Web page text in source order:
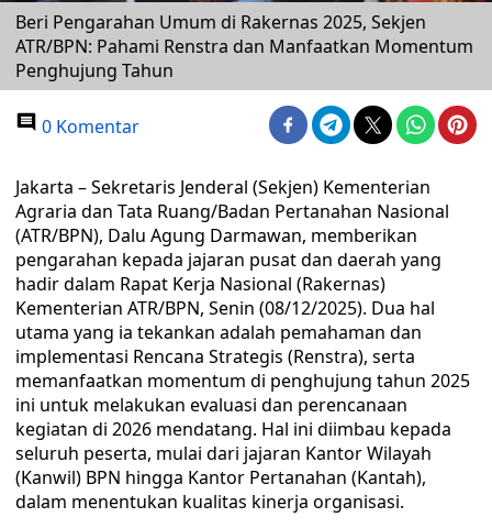
Beri Pengarahan Umum di Rakernas 2025, Sekjen
ATR/BPN: Pahami Renstra dan Manfaatkan Momentum
Penghujung Tahun
0 Komentar
Jakarta – Sekretaris Jenderal (Sekjen) Kementerian
Agraria dan Tata Ruang/Badan Pertanahan Nasional
(ATR/BPN), Dalu Agung Darmawan, memberikan
pengarahan kepada jajaran pusat dan daerah yang
hadir dalam Rapat Kerja Nasional (Rakernas)
Kementerian ATR/BPN, Senin (08/12/2025). Dua hal
utama yang ia tekankan adalah pemahaman dan
implementasi Rencana Strategis (Renstra), serta
memanfaatkan momentum di penghujung tahun 2025
ini untuk melakukan evaluasi dan perencanaan
kegiatan di 2026 mendatang. Hal ini diimbau kepada
seluruh peserta, mulai dari jajaran Kantor Wilayah
(Kanwil) BPN hingga Kantor Pertanahan (Kantah),
dalam menentukan kualitas kinerja organisasi.